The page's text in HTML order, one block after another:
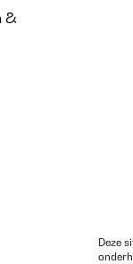
&
Deze